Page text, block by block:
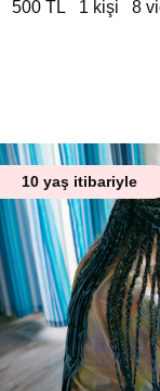
500 TL 1 kişi 8
10 yaş itibariyle